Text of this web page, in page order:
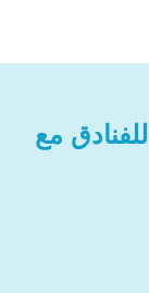
للفنادق مع